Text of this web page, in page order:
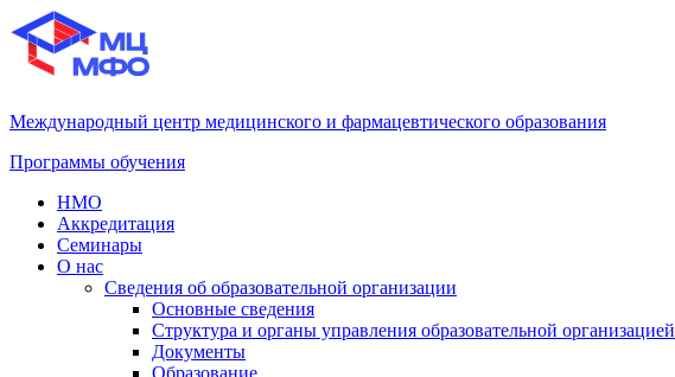
Международный центр медицинского и фармацевтического образования
Программы обучения
НМО
Аккредитация
Семинары
О нас
Сведения об образовательной организации
Основные сведения
Структура и органы управления образовательной организацией
Документы
Образование